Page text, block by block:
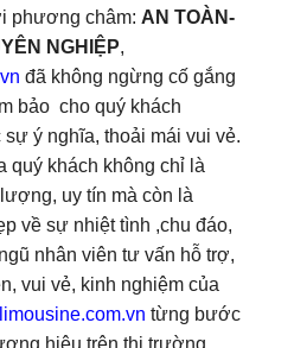
phương châm: AN TOÀN-
NGHIỆP,
đã không ngừng cố gắng
bảo cho quý khách
ý nghĩa, thoải mái vui vẻ.
quý khách không chỉ là
uy tín mà còn là
về sự nhiệt tình ,chu đáo,
nhân viên tư vấn hỗ trợ,
vui vẻ, kinh nghiệm của
từng bước